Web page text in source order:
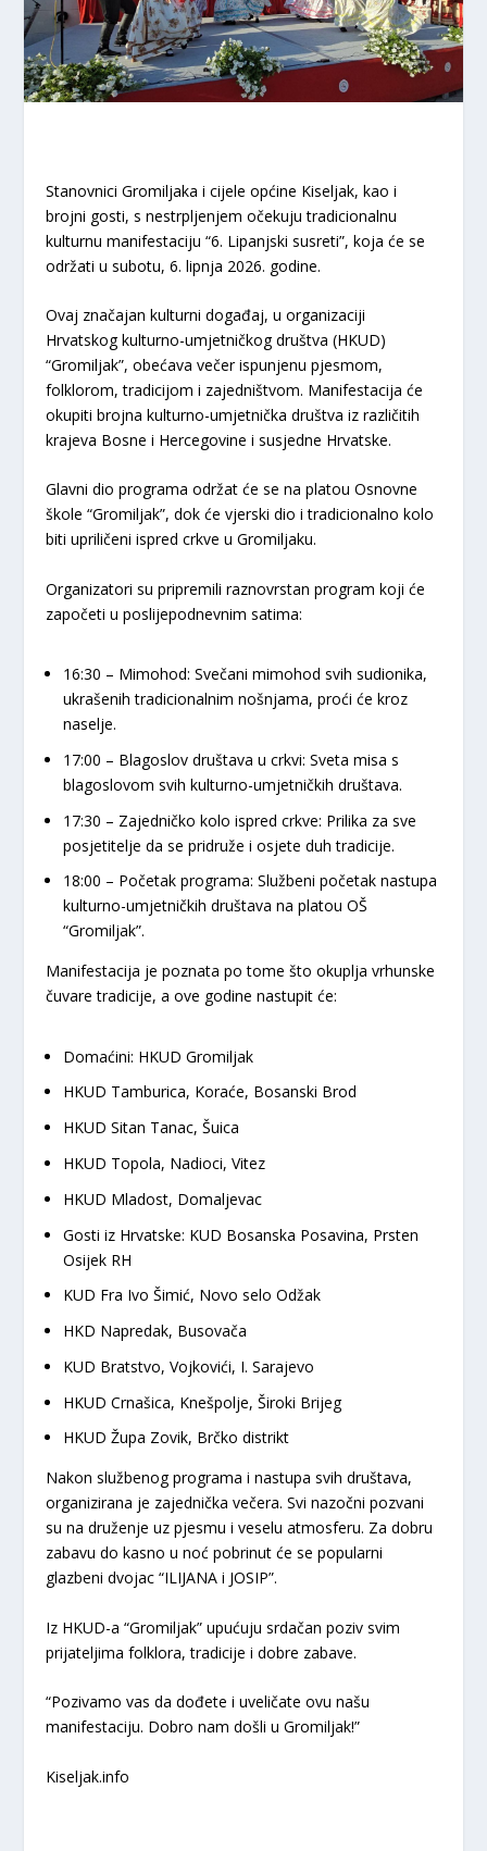
Stanovnici Gromiljaka i cijele općine Kiseljak, kao i
brojni gosti, s nestrpljenjem očekuju tradicionalnu
kulturnu manifestaciju“6. Lipanjski susreti”, koja će se
održati usubotu, 6. lipnja 2026. godine.
​Ovaj značajan kulturni događaj, u organizaciji
Hrvatskog kulturno-umjetničkog društva (HKUD)
“Gromiljak”, obećava večer ispunjenu pjesmom,
folklorom, tradicijom i zajedništvom. Manifestacija će
okupiti brojna kulturno-umjetnička društva iz različitih
krajeva Bosne i Hercegovine i susjedne Hrvatske.
​Glavni dio programa održat će se naplatou Osnovne
škole “Gromiljak”, dok će vjerski dio i tradicionalno kolo
biti upriličeni ispred crkve u Gromiljaku.
​Organizatori su pripremili raznovrstan program koji će
započeti u poslijepodnevnim satima:
16:30 – Mimohod: Svečani mimohod svih sudionika,
ukrašenih tradicionalnim nošnjama, proći će kroz
naselje.
17:00 – Blagoslov društava u crkvi: Sveta misa s
blagoslovom svih kulturno-umjetničkih društava.
17:30 – Zajedničko kolo ispred crkve: Prilika za sve
posjetitelje da se pridruže i osjete duh tradicije.
18:00 – Početak programa: Službeni početak nastupa
kulturno-umjetničkih društava na platou OŠ
“Gromiljak”.
​Manifestacija je poznata po tome što okuplja vrhunske
čuvare tradicije, a ove godine nastupit će:
Domaćini: HKUD Gromiljak
​HKUD Tamburica, Koraće, Bosanski Brod
​HKUD Sitan Tanac, Šuica
​HKUD Topola, Nadioci, Vitez
​HKUD Mladost, Domaljevac
Gosti iz Hrvatske: KUD Bosanska Posavina, Prsten
Osijek RH
​​KUD Fra Ivo Šimić, Novo selo Odžak
​HKD Napredak, Busovača
KUD Bratstvo, Vojkovići, I. Sarajevo
​HKUD Crnašica, Knešpolje, Široki Brijeg
​HKUD Župa Zovik, Brčko distrikt
​Nakon službenog programa i nastupa svih društava,
organizirana je zajednička večera. Svi nazočni pozvani
su na druženje uz pjesmu i veselu atmosferu. Za dobru
zabavu do kasno u noć pobrinut će se popularni
glazbeni dvojac“ILIJANA i JOSIP”.
​Iz HKUD-a “Gromiljak” upućuju srdačan poziv svim
prijateljima folklora, tradicije i dobre zabave.
“Pozivamo vas da dođete i uveličate ovu našu
manifestaciju. Dobro nam došli u Gromiljak!”
Kiseljak.info